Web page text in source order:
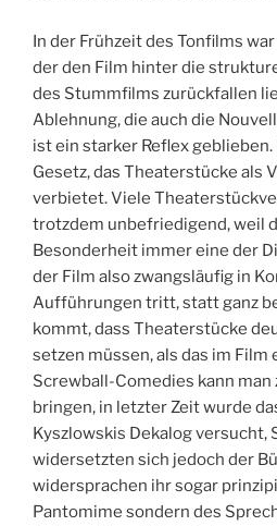
In der Frühzeit des Tonfilms
der den Film hinter die
des Stummfilms zurückfallen
Ablehnung, die auch die
ist ein starker Reflex geblieben.
Gesetz, das Theaterstücke als
verbietet. Viele
trotzdem unbefriedigend, weil
Besonderheit immer eine der
der Film also zwangsläufig in
Aufführungen tritt, statt ganz
kommt, dass Theaterstücke
setzen müssen, als das im
Screwball-Comedies kann man
bringen, in letzter Zeit wurde
Kyszlowskis Dekalog versucht,
widersetzten sich jedoch der
widersprachen ihr sogar
Pantomime sondern des